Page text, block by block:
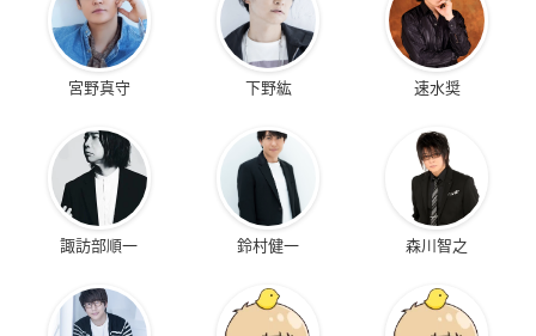
宮野真守 下野紘 速水奨
諏訪部順一 鈴村健一 森川智之